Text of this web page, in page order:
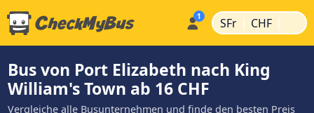
SFr | CHF |
Bus von Port Elizabeth nach King
William's Town ab 16 CHF
Vergleiche alle Busunternehmen und finde den besten Preis